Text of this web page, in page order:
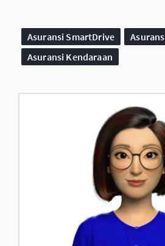
Asuransi SmartDrive
Asuransi Kendaraan